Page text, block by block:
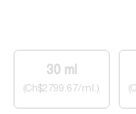
Selected
The
30 ml
(Ch$2799.67/ml.)
, 1 of 3